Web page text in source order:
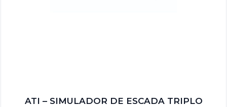
ATI – SIMULADOR DE ESCADA TRIPLO